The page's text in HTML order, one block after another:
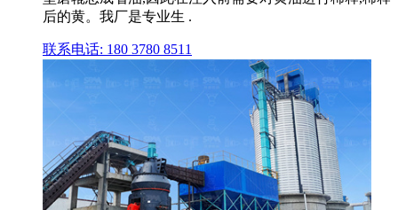
后的黄。我厂是专业生 .
联系电话: 180 3780 8511